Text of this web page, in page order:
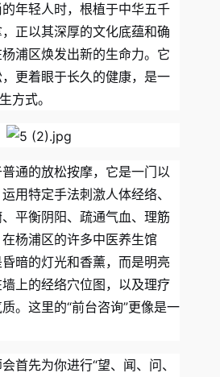
年轻人时，根植于中华五千
正以其深厚的文化底蕴和确
浦区焕发出新的生命力。它
更着眼于长久的健康，是一
方式。
通的放松按摩，它是一门以
用特定手法刺激人体经络、
平衡阴阳、疏通气血、理筋
杨浦区的许多中医养生馆
暗的灯光和香薰，而是明亮
上的经络穴位图，以及理疗
。这里的“前台咨询”更像是一
首先为你进行“望、闻、问、